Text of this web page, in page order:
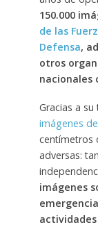
150.000
de las
Defensa,
otros
nacionales
Gracias a su
imágenes
centímetros
adversas:
imágenes